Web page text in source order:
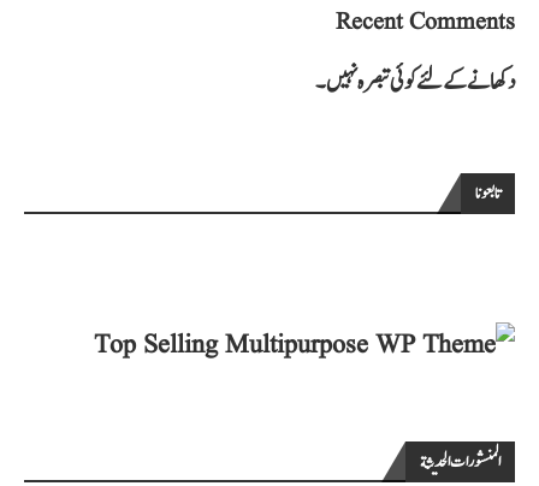
Recent Comments
دکھانے کے لئے کوئی تبصرہ نہیں۔
تابعونا
المنشورات الحديثة